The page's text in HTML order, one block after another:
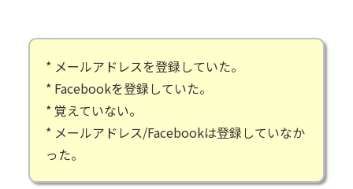
* メールアドレスを登録していた。
* Facebookを登録していた。
* 覚えていない。
* メールアドレス/Facebookは登録していなか
った。